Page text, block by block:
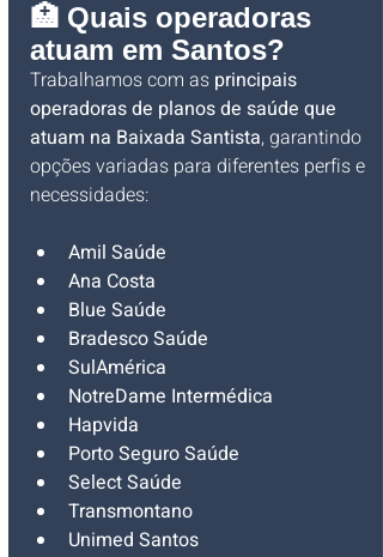
🏥 Quais operadoras
atuam em Santos?
Trabalhamos com as principais
operadoras de planos de saúde que
atuam na Baixada Santista, garantindo
opções variadas para diferentes perfis e
necessidades:
Amil Saúde
Ana Costa
Blue Saúde
Bradesco Saúde
SulAmérica
NotreDame Intermédica
Hapvida
Porto Seguro Saúde
Select Saúde
Transmontano
Unimed Santos